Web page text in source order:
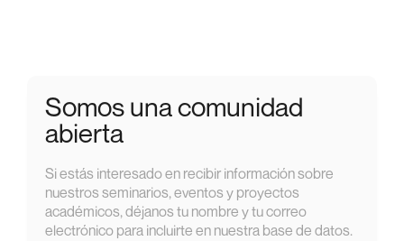
Somos una comunidad
abierta
Si estás interesado en recibir información sobre
nuestros seminarios, eventos y proyectos
académicos, déjanos tu nombre y tu correo
electrónico para incluirte en nuestra base de datos.